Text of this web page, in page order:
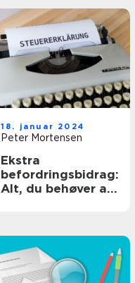
18. januar 2024
Peter Mortensen
Ekstra
befordringsbidrag:
Alt, du behøver at